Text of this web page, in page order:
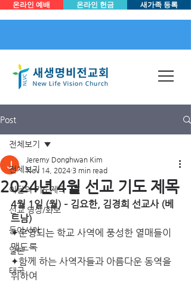
온라인 예배 온라인 헌금 새가족 등록
Post
전체보기
이달의 기도제목
선교 영상/화보
동아시아
일본
태국
전체보기
2024년 4월 선교 기도 제목
Jeremy Donghwan Kim
Nov 14, 2024 3 min read
4월 1일 (월) – 김요한, 김경희 선교사 (베
트남)
✦운영되는 학교 사역에 풍성한 열매들이
맺도록
✦함께 하는 사역자들과 아름다운 동역을
위하여